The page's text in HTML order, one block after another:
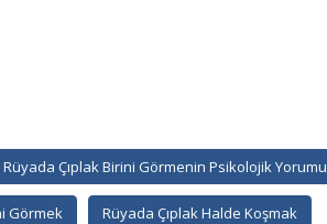
Rüyada Çıplak Birini Görmenin Psikolojik Yorumu
Görmek Rüyada Çıplak Halde Koşmak